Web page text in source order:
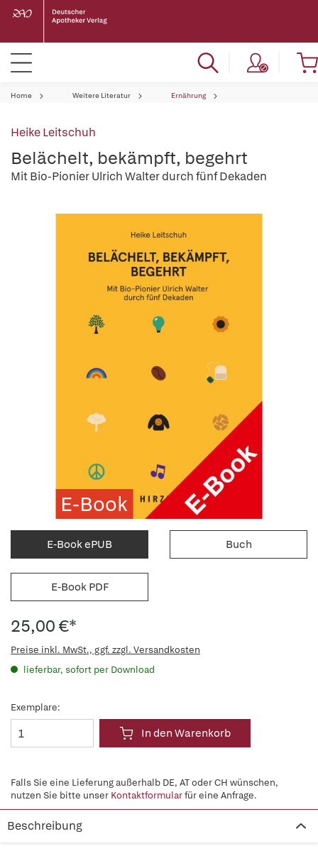
Home Weitere Literatur Ernährung
Heike Leitschuh
Belächelt, bekämpft, begehrt
Mit Bio-Pionier Ulrich Walter durch fünf Dekaden
E-Book
E-Book ePUB Buch
E-Book PDF
25,00 €*
Preise inkl. MwSt., ggf. zzgl. Versandkosten
lieferbar, sofort per Download
Exemplare:
In den Warenkorb
Falls Sie eine Lieferung außerhalb DE, AT oder CH wünschen,
nutzen Sie bitte unser Kontaktformularfür eine Anfrage.
Beschreibung